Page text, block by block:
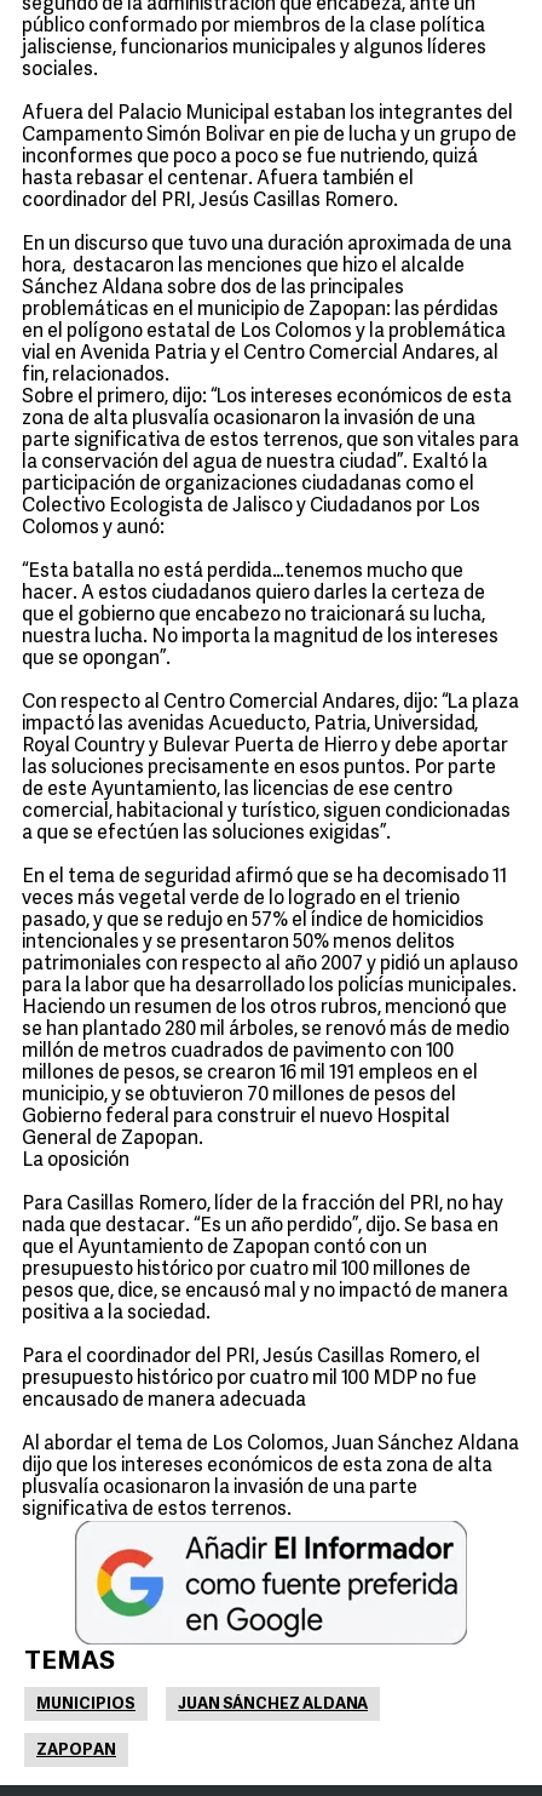
segundo de la administración que encabeza, ante un
público conformado por miembros de la clase política
jalisciense, funcionarios municipales y algunos líderes
sociales.
Afuera del Palacio Municipal estaban los integrantes del
Campamento Simón Bolivar en pie de lucha y un grupo de
inconformes que poco a poco se fue nutriendo, quizá
hasta rebasar el centenar. Afuera también el
coordinador del PRI, Jesús Casillas Romero.
En un discurso que tuvo una duración aproximada de una
hora, destacaron las menciones que hizo el alcalde
Sánchez Aldana sobre dos de las principales
problemáticas en el municipio de Zapopan: las pérdidas
en el polígono estatal de Los Colomos y la problemática
vial en Avenida Patria y el Centro Comercial Andares, al
fin, relacionados.
Sobre el primero, dijo: “Los intereses económicos de esta
zona de alta plusvalía ocasionaron la invasión de una
parte significativa de estos terrenos, que son vitales para
la conservación del agua de nuestra ciudad”. Exaltó la
participación de organizaciones ciudadanas como el
Colectivo Ecologista de Jalisco y Ciudadanos por Los
Colomos y aunó:
“Esta batalla no está perdida…tenemos mucho que
hacer. A estos ciudadanos quiero darles la certeza de
que el gobierno que encabezo no traicionará su lucha,
nuestra lucha. No importa la magnitud de los intereses
que se opongan”.
Con respecto al Centro Comercial Andares, dijo: “La plaza
impactó las avenidas Acueducto, Patria, Universidad,
Royal Country y Bulevar Puerta de Hierro y debe aportar
las soluciones precisamente en esos puntos. Por parte
de este Ayuntamiento, las licencias de ese centro
comercial, habitacional y turístico, siguen condicionadas
a que se efectúen las soluciones exigidas”.
En el tema de seguridad afirmó que se ha decomisado 11
veces más vegetal verde de lo logrado en el trienio
pasado, y que se redujo en 57% el índice de homicidios
intencionales y se presentaron 50% menos delitos
patrimoniales con respecto al año 2007 y pidió un aplauso
para la labor que ha desarrollado los policías municipales.
Haciendo un resumen de los otros rubros, mencionó que
se han plantado 280 mil árboles, se renovó más de medio
millón de metros cuadrados de pavimento con 100
millones de pesos, se crearon 16 mil 191 empleos en el
municipio, y se obtuvieron 70 millones de pesos del
Gobierno federal para construir el nuevo Hospital
General de Zapopan.
La oposición
Para Casillas Romero, líder de la fracción del PRI, no hay
nada que destacar. “Es un año perdido”, dijo. Se basa en
que el Ayuntamiento de Zapopan contó con un
presupuesto histórico por cuatro mil 100 millones de
pesos que, dice, se encausó mal y no impactó de manera
positiva a la sociedad.
Para el coordinador del PRI, Jesús Casillas Romero, el
presupuesto histórico por cuatro mil 100 MDP no fue
encausado de manera adecuada
Al abordar el tema de Los Colomos, Juan Sánchez Aldana
dijo que los intereses económicos de esta zona de alta
plusvalía ocasionaron la invasión de una parte
significativa de estos terrenos.
TEMAS
MUNICIPIOS JUAN SÁNCHEZ ALDANA
ZAPOPAN